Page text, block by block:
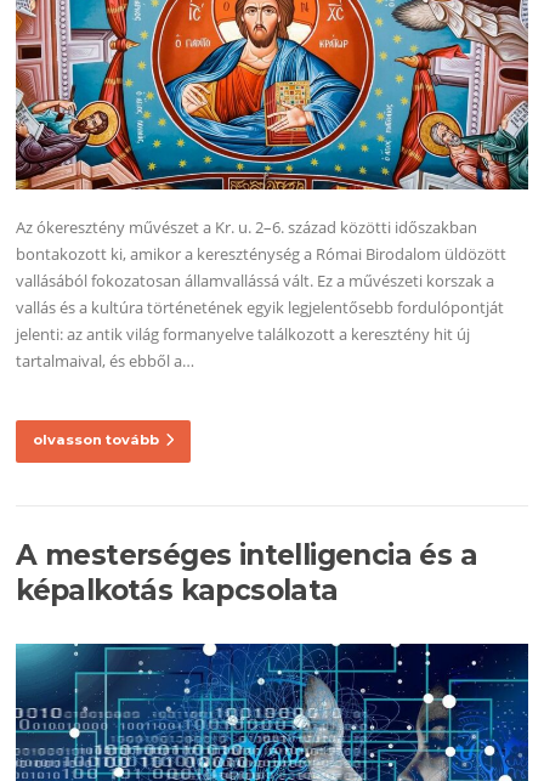
Az ókeresztény művészet a Kr. u. 2–6. század közötti időszakban
bontakozott ki, amikor a kereszténység a Római Birodalom üldözött
vallásából fokozatosan államvallássá vált. Ez a művészeti korszak a
vallás és a kultúra történetének egyik legjelentősebb fordulópontját
jelenti: az antik világ formanyelve találkozott a keresztény hit új
tartalmaival, és ebből a…
olvasson tovább
A mesterséges intelligencia és a
képalkotás kapcsolata